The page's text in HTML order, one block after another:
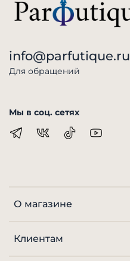
О магазине
Клиентам
info@parfutique.ru
Для обращений
Мы в соц. сетях